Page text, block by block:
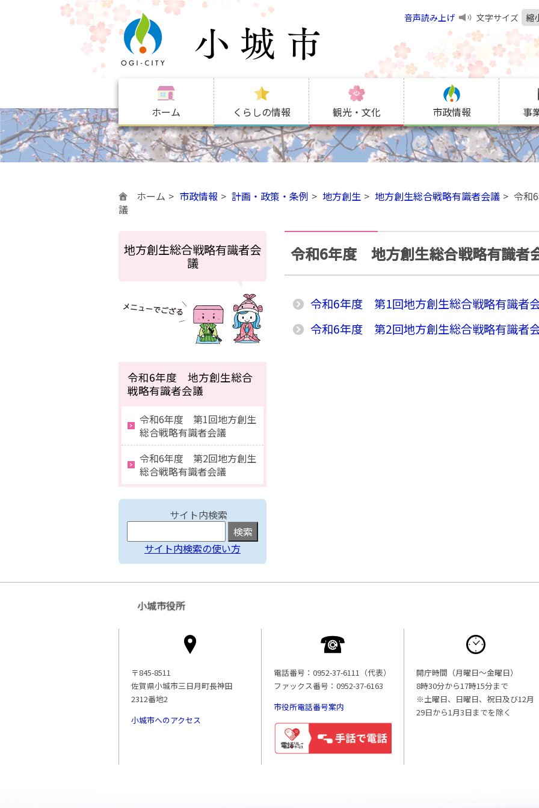
音声読み上げ 文字サイズ 縮
ホーム くらしの情報 観光・文化 市政情報 事
ホーム 市政情報 計画・政策・条例 地方創生 地方創生総合戦略有識者会議
令和
議
令和6年度 地方創生総合戦略有識者
令和6年度 第1回地方創生総合戦略有識者
令和6年度 第2回地方創生総合戦略有識者
地方創生総合戦略有識者会
議
令和6年度 地方創生総合
戦略有識者会議
令和6年度 第1回地方創生
総合戦略有識者会議
令和6年度 第2回地方創生
総合戦略有識者会議
サイト内検索
サイト内検索の使い方
小城市役所
〒845-8511
佐賀県小城市三日月町長神田
2312番地2
小城市へのアクセス
電話番号：0952-37-6111（代表）
ファックス番号：0952-37-6163
市役所電話番号案内
開庁時間（月曜日〜金曜日）
8時30分から17時15分まで
※土曜日、日曜日、祝日及び12月
29日から1月3日までを除く